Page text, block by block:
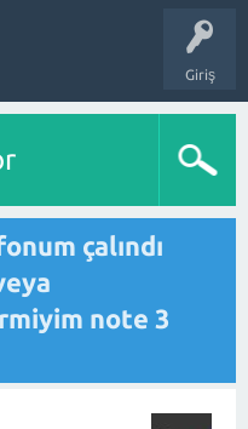
Giriş
çalındı
note 3